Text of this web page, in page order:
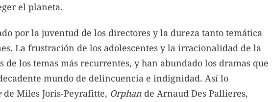
el planeta.
por la juventud de los directores y la dureza tanto temática
La frustración de los adolescentes y la irracionalidad de la
de los temas más recurrentes, y han abundado los dramas que
mundo de delincuencia e indignidad. Así lo
de Miles Joris-Peyrafitte, Orphan de Arnaud Des Pallieres,